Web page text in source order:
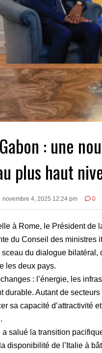
: une
plus haut
novembre 4, 2025 12:24 pm 0
à Rome, le Président de
du Conseil des ministres
du dialogue bilatéral,
les deux pays.
: l’énergie, les
durable. Autant de
sa capacité d’attractivité
salué la transition
disponibilité de l’Italie à